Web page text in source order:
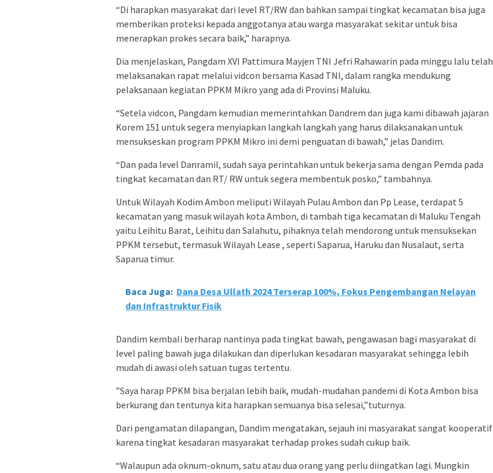
“Di harapkan masyarakat dari level RT/RW dan bahkan sampai tingkat kecamatan bisa juga
memberikan proteksi kepada anggotanya atau warga masyarakat sekitar untuk bisa
menerapkan prokes secara baik,” harapnya.
Dia menjelaskan, Pangdam XVI Pattimura Mayjen TNI Jefri Rahawarin pada minggu lalu telah
melaksanakan rapat melalui vidcon bersama Kasad TNI, dalam rangka mendukung
pelaksanaan kegiatan PPKM Mikro yang ada di Provinsi Maluku.
“Setela vidcon, Pangdam kemudian memerintahkan Dandrem dan juga kami dibawah jajaran
Korem 151 untuk segera menyiapkan langkah langkah yang harus dilaksanakan untuk
mensukseskan program PPKM Mikro ini demi penguatan di bawah,” jelas Dandim.
“Dan pada level Danramil, sudah saya perintahkan untuk bekerja sama dengan Pemda pada
tingkat kecamatan dan RT/ RW untuk segera membentuk posko,” tambahnya.
Untuk Wilayah Kodim Ambon meliputi Wilayah Pulau Ambon dan Pp Lease, terdapat 5
kecamatan yang masuk wilayah kota Ambon, di tambah tiga kecamatan di Maluku Tengah
yaitu Leihitu Barat, Leihitu dan Salahutu, pihaknya telah mendorong untuk mensuksekan
PPKM tersebut, termasuk Wilayah Lease , seperti Saparua, Haruku dan Nusalaut, serta
Saparua timur.
Baca Juga: Dana Desa Ullath 2024 Terserap 100%, Fokus Pengembangan Nelayan
dan Infrastruktur Fisik
Dandim kembali berharap nantinya pada tingkat bawah, pengawasan bagi masyarakat di
level paling bawah juga dilakukan dan diperlukan kesadaran masyarakat sehingga lebih
mudah di awasi oleh satuan tugas tertentu.
”Saya harap PPKM bisa berjalan lebih baik, mudah-mudahan pandemi di Kota Ambon bisa
berkurang dan tentunya kita harapkan semuanya bisa selesai,”tuturnya.
Dari pengamatan dilapangan, Dandim mengatakan, sejauh ini masyarakat sangat kooperatif
karena tingkat kesadaran masyarakat terhadap prokes sudah cukup baik.
“Walaupun ada oknum-oknum, satu atau dua orang yang perlu diingatkan lagi. Mungkin